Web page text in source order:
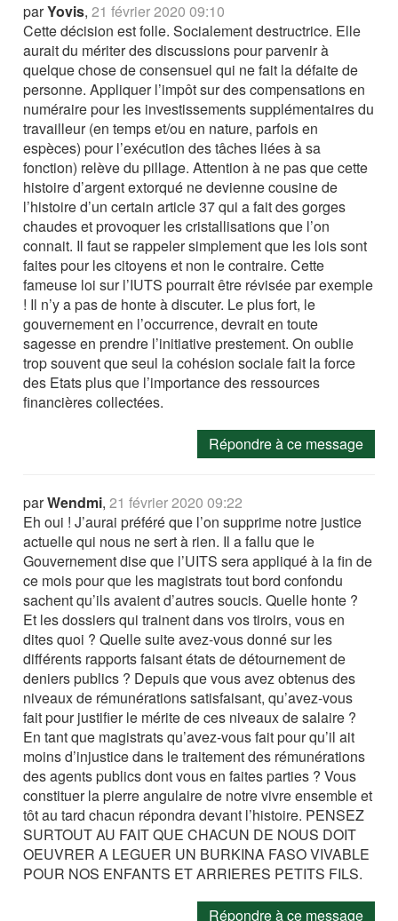
parYovis,21 février 2020 09:10
Cette décision est folle. Socialement destructrice. Elle
aurait du mériter des discussions pour parvenir à
quelque chose de consensuel qui ne fait la défaite de
personne. Appliquer l’impôt sur des compensations en
numéraire pour les investissements supplémentaires du
travailleur (en temps et/ou en nature, parfois en
espèces) pour l’exécution des tâches liées à sa
fonction) relève du pillage. Attention à ne pas que cette
histoire d’argent extorqué ne devienne cousine de
l’histoire d’un certain article 37 qui a fait des gorges
chaudes et provoquer les cristallisations que l’on
connait. Il faut se rappeler simplement que les lois sont
faites pour les citoyens et non le contraire. Cette
fameuse loi sur l’IUTS pourrait être révisée par exemple
! Il n’y a pas de honte à discuter. Le plus fort, le
gouvernement en l’occurrence, devrait en toute
sagesse en prendre l’initiative prestement. On oublie
trop souvent que seul la cohésion sociale fait la force
des Etats plus que l’importance des ressources
financières collectées.
Répondre à ce message
parWendmi,21 février 2020 09:22
Eh oui ! J’aurai préféré que l’on supprime notre justice
actuelle qui nous ne sert à rien. Il a fallu que le
Gouvernement dise que l’UITS sera appliqué à la fin de
ce mois pour que les magistrats tout bord confondu
sachent qu’ils avaient d’autres soucis. Quelle honte ?
Et les dossiers qui trainent dans vos tiroirs, vous en
dites quoi ? Quelle suite avez-vous donné sur les
différents rapports faisant états de détournement de
deniers publics ? Depuis que vous avez obtenus des
niveaux de rémunérations satisfaisant, qu’avez-vous
fait pour justifier le mérite de ces niveaux de salaire ?
En tant que magistrats qu’avez-vous fait pour qu’il ait
moins d’injustice dans le traitement des rémunérations
des agents publics dont vous en faites parties ? Vous
constituer la pierre angulaire de notre vivre ensemble et
tôt au tard chacun répondra devant l’histoire. PENSEZ
SURTOUT AU FAIT QUE CHACUN DE NOUS DOIT
OEUVRER A LEGUER UN BURKINA FASO VIVABLE
POUR NOS ENFANTS ET ARRIERES PETITS FILS.
Répondre à ce message